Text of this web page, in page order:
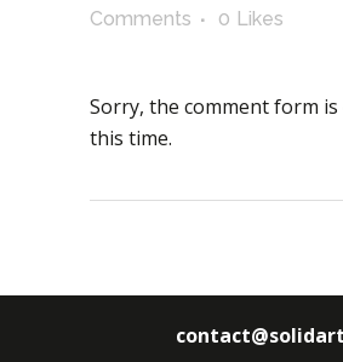
Comments
0 Likes
Sorry, the comment form is
this time.